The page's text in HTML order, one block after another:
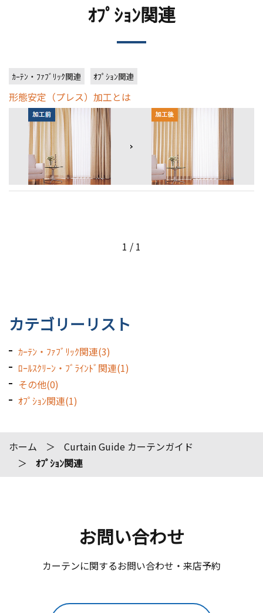
カテゴリーリスト
ｶｰﾃﾝ・ﾌｧﾌﾞﾘｯｸ関連(3)
ﾛｰﾙｽｸﾘｰﾝ・ﾌﾞﾗｲﾝﾄﾞ関連(1)
その他(0)
ｵﾌﾟｼｮﾝ関連(1)
ｵﾌﾟｼｮﾝ関連
ｶｰﾃﾝ・ﾌｧﾌﾞﾘｯｸ関連 ｵﾌﾟｼｮﾝ関連
形態安定（プレス）加工とは
1 / 1
ホーム
Curtain Guide カーテンガイド
ｵﾌﾟｼｮﾝ関連
お問い合わせ
カーテンに関するお問い合わせ・来店予約